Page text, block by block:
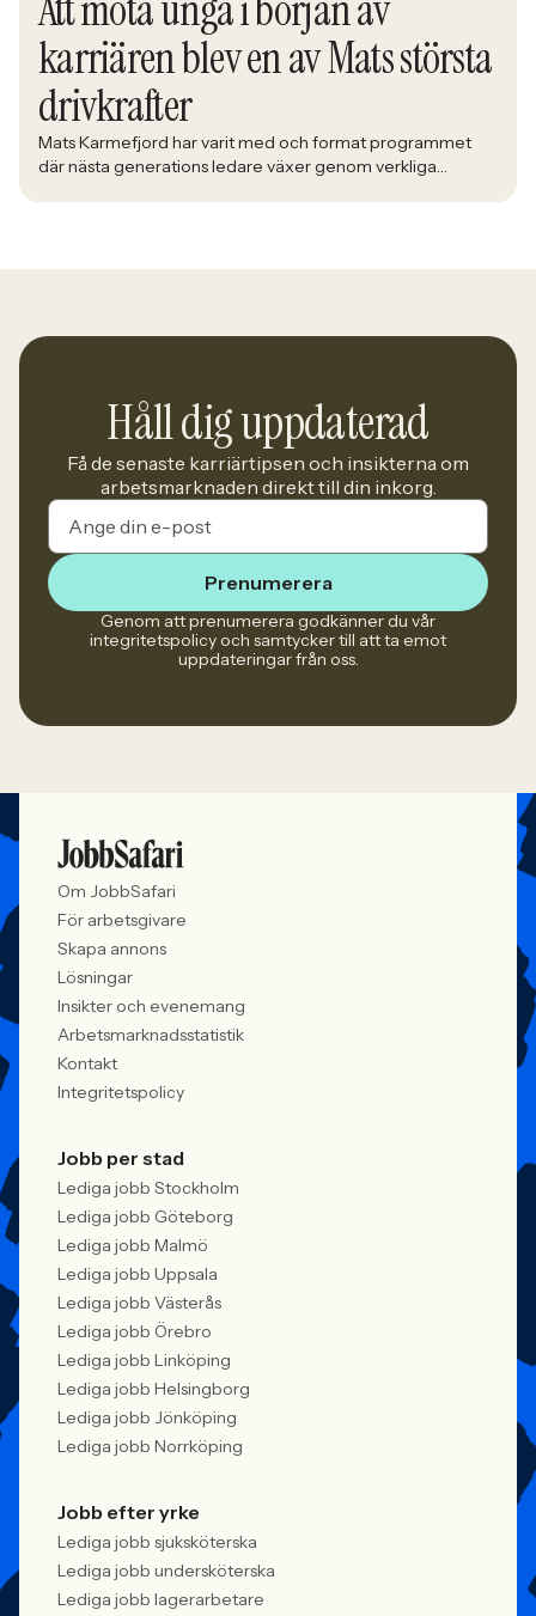
karriären blev en av Mats största
drivkrafter
Mats Karmefjord har varit med och format programmet
där nästa generations ledare växer genom verkliga
Håll dig uppdaterad
Få de senaste karriärtipsen och insikterna om
arbetsmarknaden direkt till din inkorg.
Prenumerera
Genom att prenumerera godkänner du vår
integritetspolicy och samtycker till att ta emot
uppdateringar från oss.
Om JobbSafari
För arbetsgivare
Skapa annons
Lösningar
Insikter och evenemang
Arbetsmarknadsstatistik
Kontakt
Integritetspolicy
Jobb per stad
Lediga jobb Stockholm
Lediga jobb Göteborg
Lediga jobb Malmö
Lediga jobb Uppsala
Lediga jobb Västerås
Lediga jobb Örebro
Lediga jobb Linköping
Lediga jobb Helsingborg
Lediga jobb Jönköping
Lediga jobb Norrköping
Jobb efter yrke
Lediga jobb sjuksköterska
Lediga jobb undersköterska
Lediga jobb lagerarbetare